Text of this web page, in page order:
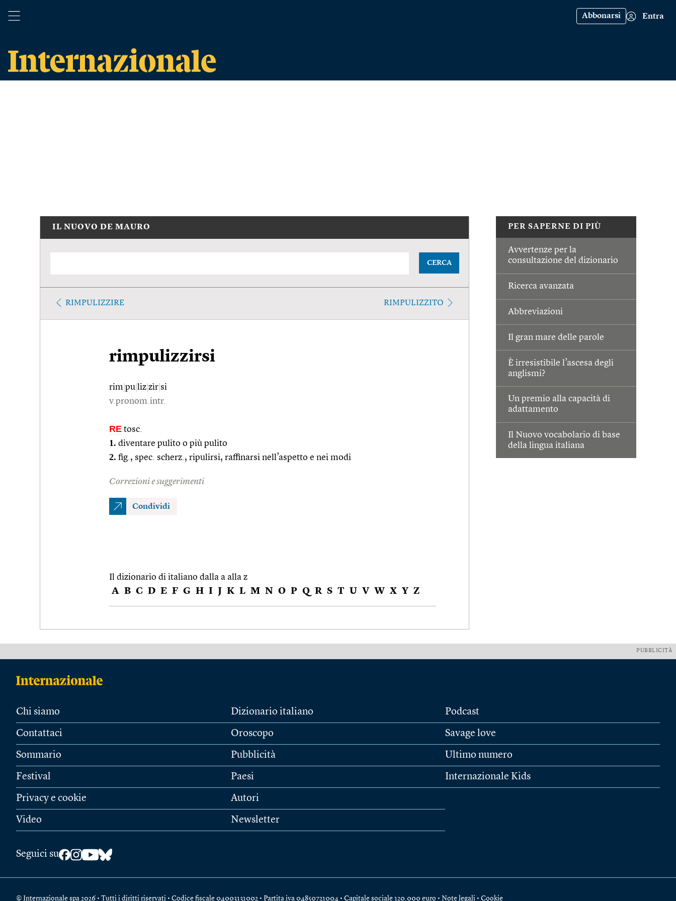
Abbonarsi Entra
PER SAPERNE DI PIÙ
Avvertenze per la
consultazione del dizionario
Ricerca avanzata
Abbreviazioni
Il gran mare delle parole
È irresistibile l’ascesa degli
anglismi?
Un premio alla capacità di
adattamento
Il Nuovo vocabolario di base
della lingua italiana
IL NUOVO DE MAURO
CERCA
RIMPULIZZIRE RIMPULIZZITO
rimpulizzirsi
rim pu liz zìr si
v.pronom.intr.
RE tosc.
1. diventare pulito o più pulito
2. fig., spec. scherz., ripulirsi, raffinarsi nell’aspetto e nei modi
Correzioni e suggerimenti
Condividi
Il dizionario di italiano dalla a alla z
A B C D E F G H I J K L M N O P Q R S T U V W X Y Z
PUBBLICITÀ
Chi siamo
Contattaci
Sommario
Festival
Privacy e cookie
Video
Dizionario italiano
Oroscopo
Pubblicità
Paesi
Autori
Newsletter
Podcast
Savage love
Ultimo numero
Internazionale Kids
Seguici su
© Internazionale spa 2026 • Tutti i diritti riservati • Codice fiscale 04003131002 • Partita iva 04850721004 • Capitale sociale 120.000 euro • Note legali • Cookie